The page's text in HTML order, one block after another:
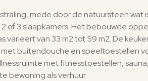
mede door de natuursteen wat
of 3 slaapkamers. Het bebouwde
varieert van 33 m2 tot 59 m2. De
buitendouche en speeltoestellen
met fitnesstoestellen,
bewoning als verhuur.